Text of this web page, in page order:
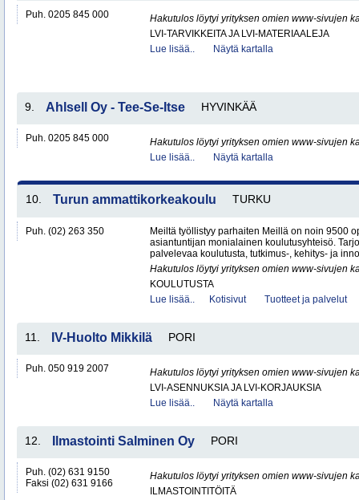
Puh. 0205 845 000
Hakutulos löytyi yrityksen omien www-sivujen
LVI-TARVIKKEITA JA LVI-MATERIAALEJA
Lue lisää..
Näytä kartalla
9. Ahlsell Oy - Tee-Se-Itse HYVINKÄÄ
Puh. 0205 845 000
Hakutulos löytyi yrityksen omien www-sivujen
Lue lisää..
Näytä kartalla
10. Turun ammattikorkeakoulu TURKU
Puh. (02) 263 350
Meiltä työllistyy parhaiten Meillä on noin 9500
asiantuntijan monialainen koulutusyhteisö.
palvelevaa koulutusta, tutkimus-, kehitys- ja
Hakutulos löytyi yrityksen omien www-sivujen
KOULUTUSTA
Lue lisää..
Kotisivut Tuotteet ja palvelut
11. IV-Huolto Mikkilä PORI
Puh. 050 919 2007
Hakutulos löytyi yrityksen omien www-sivujen
LVI-ASENNUKSIA JA LVI-KORJAUKSIA
Lue lisää..
Näytä kartalla
12. Ilmastointi Salminen Oy PORI
Puh. (02) 631 9150
Faksi (02) 631 9166
Hakutulos löytyi yrityksen omien www-sivujen
ILMASTOINTITÖITÄ